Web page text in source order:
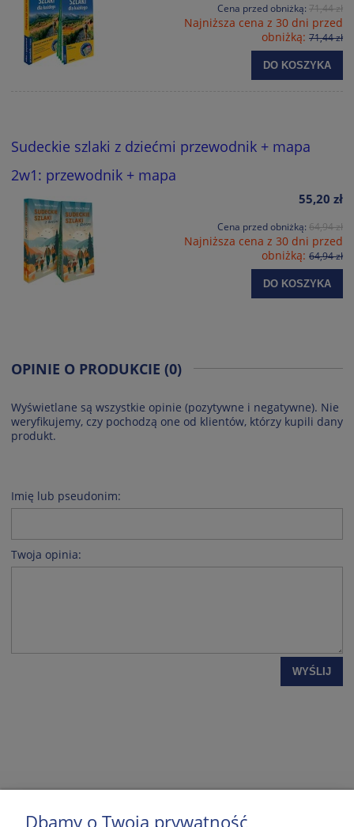
Cena przed obniżką: 71,44 zł
Najniższa cena z 30 dni przed
obniżką: 71,44 zł
DO KOSZYKA
Sudeckie szlaki z dziećmi przewodnik + mapa
2w1: przewodnik + mapa
55,20 zł
Cena przed obniżką: 64,94 zł
Najniższa cena z 30 dni przed
obniżką: 64,94 zł
DO KOSZYKA
OPINIE O PRODUKCIE (0)
Wyświetlane są wszystkie opinie (pozytywne i negatywne). Nie
weryfikujemy, czy pochodzą one od klientów, którzy kupili dany
produkt.
Imię lub pseudonim:
Twoja opinia:
WYŚLIJ
Dbamy o Twoją prywatność